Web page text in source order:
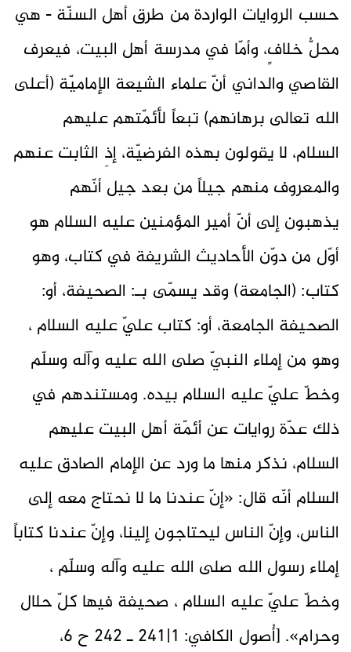
حسب الروايات الواردة من طرق أهل السنّة - هي
محلُّ خلافٍ، وأمّا في مدرسة أهل البيت، فيعرف
القاصي والداني أنّ علماء الشيعة الإماميّة (أعلى
الله تعالى برهانهم) تبعاً لأئمّتهم عليهم
السلام، لا يقولون بهذه الفرضيّة، إذِ الثابت عنهم
والمعروف منهم جيلاً من بعد جيل أنّهم
يذهبون إلى أنّ أمير المؤمنين عليه السلام هو
أوّل من دوّن الأحاديث الشريفة في كتاب، وهو
كتاب: (الجامعة) وقد يسمّى بـ: الصحيفة، أو:
الصحيفة الجامعة، أو: كتاب عليّ عليه السلام ،
وهو من إملاء النبيّ صلى الله عليه وآله وسلّم
وخطّ عليّ عليه السلام بيده. ومستندهم في
ذلك عدّة روايات عن أئمّة أهل البيت عليهم
السلام، نذكر منها ما ورد عن الإمام الصادق عليه
السلام أنّه قال: «إنّ عندنا ما لا نحتاج معه إلى
الناس، وإنّ الناس ليحتاجون إلينا، وإنّ عندنا كتاباً
إملاء رسول الله صلى الله عليه وآله وسلّم ،
وخطّ عليّ عليه السلام ، صحيفة فيها كلّ حلال
وحرام». [أُصول الكافي: 1|241 ـ 242 ح 6،